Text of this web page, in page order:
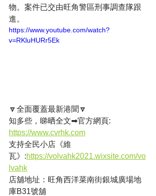
物。案件已交由旺角警區刑事調查隊跟
進。
https://www.youtube.com/watch?
v=RKluHURr5Ek
🔽全面覆蓋最新港聞🔽
知多些，睇晒全文➡官方網頁:
https://www.cvrhk.com
支持全民小店《維
瓦》:https://volvahk2021.wixsite.com/vo
lvahk
店舖地址：旺角西洋菜南街銀城廣場地
庫B31號舖